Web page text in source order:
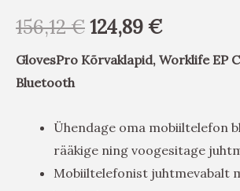
156,12€124,89€
GlovesPro Kõrvaklapid, Worklife EP
Bluetooth
Ühendage oma mobiiltelefon
rääkige ning voogesitage
Mobiiltelefonist juhtmevabalt